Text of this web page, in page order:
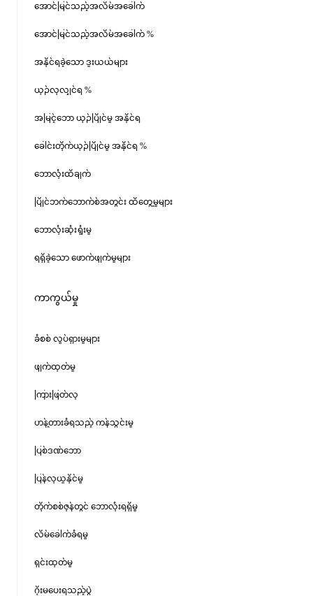
အောင်မြင်သည့်အလိမ်အခေါက်
အောင်မြင်သည့်အလိမ်အခေါက် %
အနိုင်ရခဲ့သော ဒူးယယ်များ
ယှဉ်လုလျှင်ရ %
အမြင့်ဘော ယှဉ်ပြိုင်မှု အနိုင်ရ
ခေါင်းတိုက်ယှဉ်ပြိုင်မှု အနိုင်ရ %
ဘောလုံးထိချက်
ပြိုင်ဘက်ဘောက်စ်အတွင်း ထိတွေ့မှုများ
ဘောလုံးဆုံးရှုံးမှု
ရရှိခဲ့သော ဖောက်ဖျက်မှုများ
ကာကွယ်မှု
ခံစစ် လှုပ်ရှားမှုများ
ဖျက်ထုတ်မှု
ကြားဖြတ်လု
ဟန့်တားခံရသည့် ကန်သွင်းမှု
ပြစ်ဒဏ်ဘော
ပြန်လုယူနိုင်မှု
တိုက်စစ်ဇုန်တွင် ဘောလုံးရရှိမှု
လိမ်ခေါက်ခံရမှု
ရှင်းထုတ်မှု
ဂိုးမပေးရသည့်ပွဲ